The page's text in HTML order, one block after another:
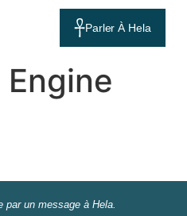
Parler À Hela
par un message à Hela.